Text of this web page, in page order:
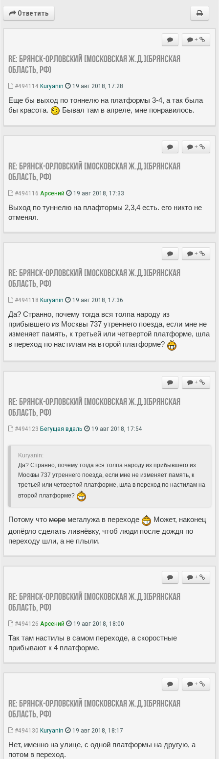
Ответить
+
Re: Брянск-Орловский [Московская ж.д.](Брянская
область, РФ)
#494114 Kuryanin 19 авг 2018, 17:28
Еще бы выход по тоннелю на платформы 3-4, а так была
бы красота.
Бывал там в апреле, мне понравилось.
+
Re: Брянск-Орловский [Московская ж.д.](Брянская
область, РФ)
#494116 Арсений 19 авг 2018, 17:33
Выход по туннелю на плафтормы 2,3,4 есть. его никто не
отменял.
+
Re: Брянск-Орловский [Московская ж.д.](Брянская
область, РФ)
#494118 Kuryanin 19 авг 2018, 17:36
Да? Странно, почему тогда вся толпа народу из
прибывшего из Москвы 737 утреннего поезда, если мне не
изменяет память, к третьей или четвертой платформе, шла
в переход по настилам на второй платформе?
+
Re: Брянск-Орловский [Московская ж.д.](Брянская
область, РФ)
#494123 Бегущая вдаль 19 авг 2018, 17:54
Kuryanin:
Да? Странно, почему тогда вся толпа народу из прибывшего из
Москвы 737 утреннего поезда, если мне не изменяет память, к
третьей или четвертой платформе, шла в переход по настилам на
второй платформе?
Потому что море мегалужа в переходе
Может, наконец
допёрло сделать ливнёвку, чтоб люди после дождя по
переходу шли, а не плыли.
+
Re: Брянск-Орловский [Московская ж.д.](Брянская
область, РФ)
#494126 Арсений 19 авг 2018, 18:00
Так там настилы в самом переходе, а скоростные
прибывают к 4 платформе.
+
Re: Брянск-Орловский [Московская ж.д.](Брянская
область, РФ)
#494130 Kuryanin 19 авг 2018, 18:17
Нет, именно на улице, с одной платформы на другую, а
потом в переход.